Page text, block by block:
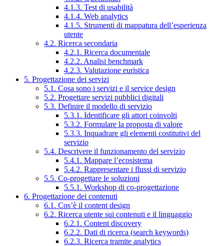
4.1.3. Test di usabilità
4.1.4. Web analytics
4.1.5. Strumenti di mappatura dell’esperienza
utente
4.2. Ricerca secondaria
4.2.1. Ricerca documentale
4.2.2. Analisi benchmark
4.2.3. Valutazione euristica
5. Progettazione dei servizi
5.1. Cosa sono i servizi e il service design
5.2. Progettare servizi pubblici digitali
5.3. Definire il modello di servizio
5.3.1. Identificare gli attori coinvolti
5.3.2. Formulare la proposta di valore
5.3.3. Inquadrare gli elementi costitutivi del
servizio
5.4. Descrivere il funzionamento del servizio
5.4.1. Mappare l’ecosistema
5.4.2. Rappresentare i flussi di servizio
5.5. Co-progettare le soluzioni
5.5.1. Workshop di co-progettazione
6. Progettazione dei contenuti
6.1. Cos’è il content design
6.2. Ricerca utente sui contenuti e il linguaggio
6.2.1. Content discovery
6.2.2. Dati di ricerca (search keywords)
6.2.3. Ricerca tramite analytics